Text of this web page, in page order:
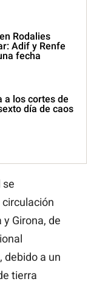
Rodalies
Adif y Renfe
fecha
a los cortes de
día de caos
se
Girona, de
debido a un
tierra